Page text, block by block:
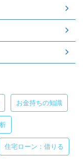
お金持ちの知識
住宅ローン：借りる